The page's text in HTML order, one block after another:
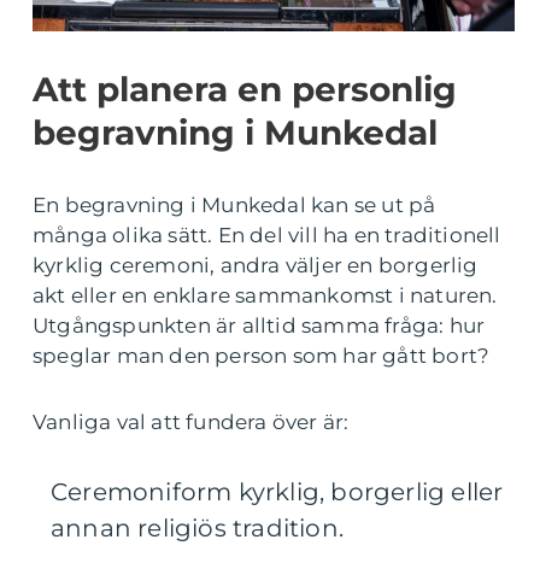
Att planera en personlig
begravning i Munkedal
En begravning i Munkedal kan se ut på
många olika sätt. En del vill ha en traditionell
kyrklig ceremoni, andra väljer en borgerlig
akt eller en enklare sammankomst i naturen.
Utgångspunkten är alltid samma fråga: hur
speglar man den person som har gått bort?
Vanliga val att fundera över är:
Ceremoniform kyrklig, borgerlig eller
annan religiös tradition.